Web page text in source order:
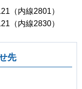
内線2801）
（内線2830）
先